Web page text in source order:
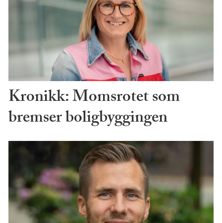
Kronikk: Momsrotet som
bremser boligbyggingen